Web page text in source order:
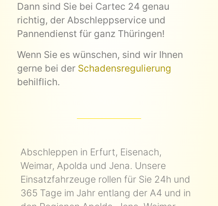
Dann sind Sie bei Cartec 24 genau
richtig, der Abschleppservice und
Pannendienst für ganz Thüringen!
Wenn Sie es wünschen, sind wir Ihnen
gerne bei der Schadensregulierung
behilflich.
Abschleppen in Erfurt, Eisenach,
Weimar, Apolda und Jena. Unsere
Einsatzfahrzeuge rollen für Sie 24h und
365 Tage im Jahr entlang der A4 und in